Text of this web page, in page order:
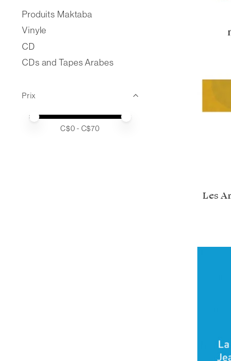
Produits Maktaba
Vinyle
CD
CDs and Tapes Arabes
Prix
Prix minimum
Price maximum value
C$0 - C$70
Les